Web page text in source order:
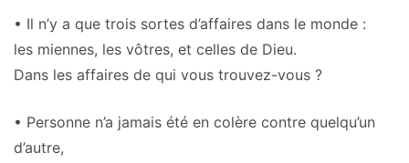
• Il n’y a que trois sortes d’affaires dans le monde :
les miennes, les vôtres, et celles de Dieu.
Dans les affaires de qui vous trouvez-vous ?
• Personne n’a jamais été en colère contre quelqu’un
d’autre,